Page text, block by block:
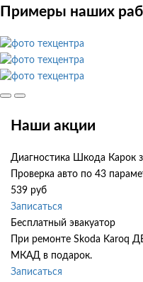
Примеры наших
Наши акции
Диагностика Шкода Карок
Проверка авто по 43
539 руб
Записаться
Бесплатный эвакуатор
При ремонте Skoda Karoq
МКАД в подарок.
Записаться